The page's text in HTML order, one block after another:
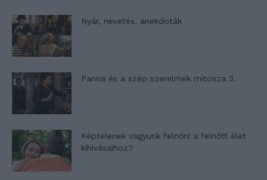
Nyár, nevetés, anekdoták
Panna és a szép szerelmek mítosza 3.
Képtelenek vagyunk felnőni a felnőtt élet
kihívásaihoz?